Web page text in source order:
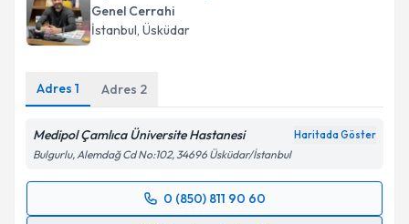
Genel Cerrahi
İstanbul, Üsküdar
Adres 1 Adres 2
Medipol Çamlıca Üniversite Hastanesi Haritada Göster
Bulgurlu, Alemdağ Cd No:102, 34696 Üsküdar/İstanbul
0 (850) 811 90 60
Randevu Takvimi Talebi